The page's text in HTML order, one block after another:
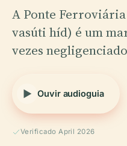
A Ponte
vasúti híd) é um
vezes
Ouvir audioguia
Verificado April 2026